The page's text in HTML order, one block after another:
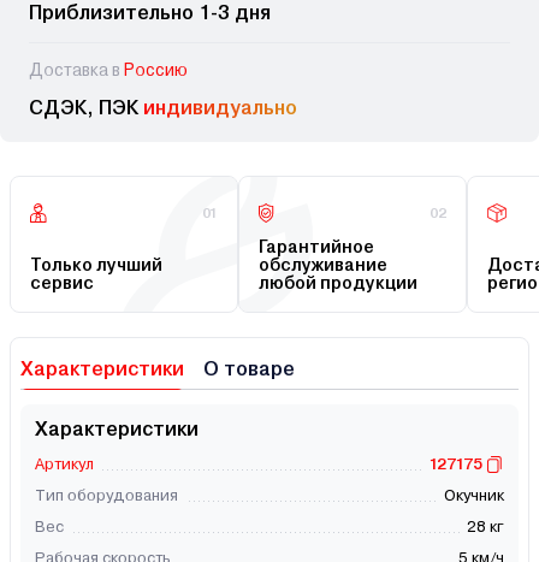
Приблизительно 1-3 дня
Доставка в Россию
СДЭК, ПЭК индивидуально
01
Только лучший
сервис
02
Гарантийное
обслуживание
любой продукции
Характеристики О товаре
Характеристики
Артикул
127175
Тип оборудования
Окучник
Вес
28 кг
Рабочая скорость
5 км/ч